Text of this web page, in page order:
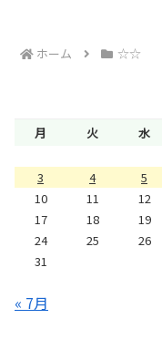
ホーム ☆☆
月 火 水
3
4 5
10
11 12
17
18 19
24
25 26
31
« 7月